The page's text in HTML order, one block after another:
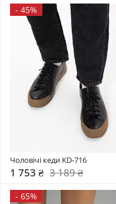
- 45%
Чоловічі кеди KD-716
1 753 ₴ 3 189 ₴
- 65%